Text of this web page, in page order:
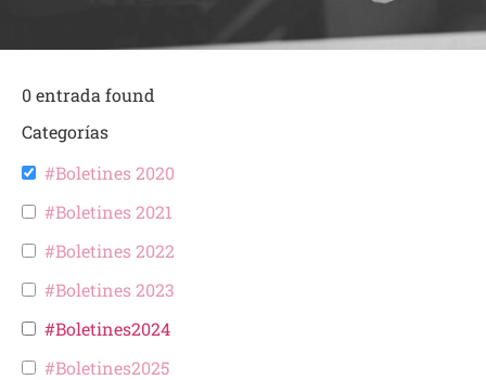
0entrada found
Categorías
#Boletines 2020
#Boletines 2021
#Boletines 2022
#Boletines 2023
#Boletines2024
#Boletines2025